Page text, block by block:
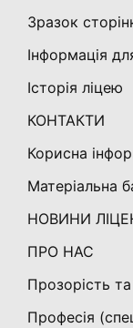
Зразок
Інформація
Історія ліцею
КОНТАКТИ
Корисна
Матеріальна
НОВИНИ
ПРО НАС
Прозорість
Професія